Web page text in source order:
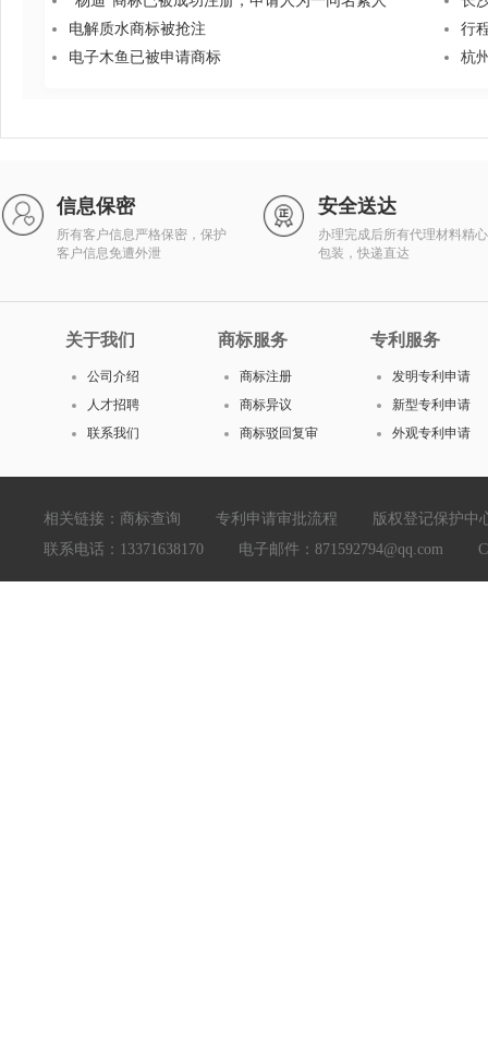
电解质水商标被抢注
行
电子木鱼已被申请商标
杭
信息保密
所有客户信息严格保密，保护
客户信息免遭外泄
安全送达
办理完成后所有代理材料精心
包装，快递直达
关于我们
公司介绍
人才招聘
联系我们
商标服务
商标注册
商标异议
商标驳回复审
专利服务
发明专利申请
新型专利申请
外观专利申请
相关链接： 商标查询 专利申请审批流程
版权登记保护中
联系电话：13371638170 电子邮件：871592794@qq.com